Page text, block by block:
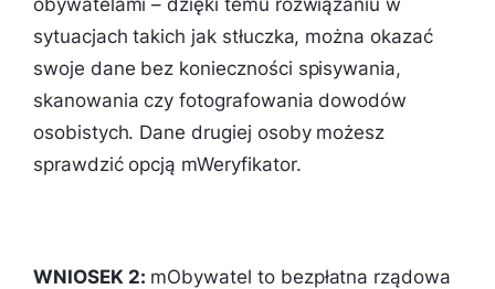
sytuacjach takich jak stłuczka, można okazać
swoje dane bez konieczności spisywania,
skanowania czy fotografowania dowodów
osobistych. Dane drugiej osoby możesz
sprawdzić opcją mWeryfikator.
WNIOSEK 2: mObywatel to bezpłatna rządowa